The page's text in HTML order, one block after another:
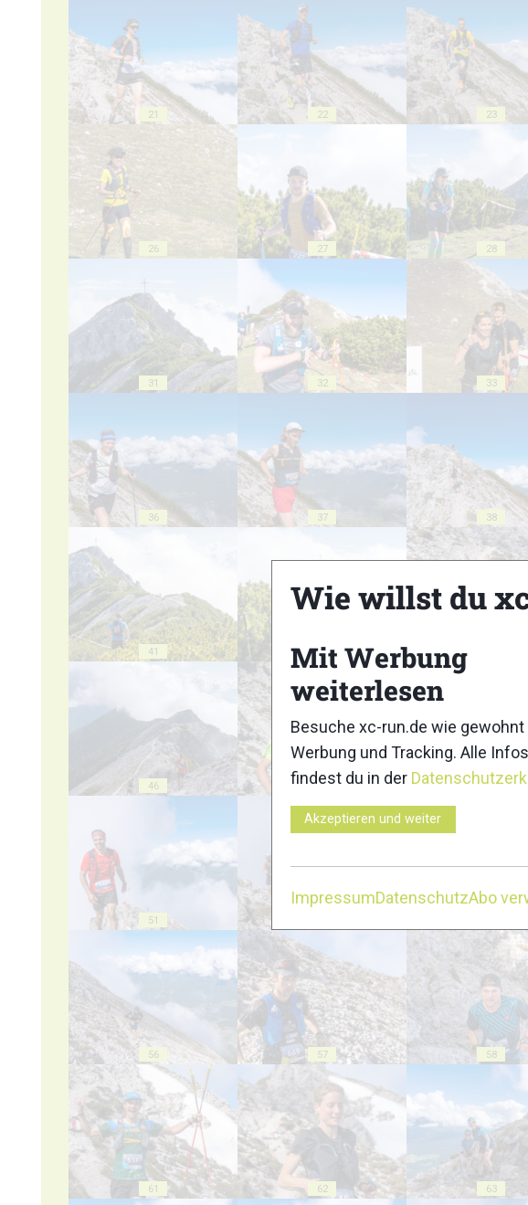
21 22 23
26 27 28
31 32 33
36 37 38
41 42
46 47 48
51
56 57 58
61 62 63
Wie willst du
Mit Werbung
weiterlesen
Besuche xc-run.de wie
Werbung und Tracking. Alle
findest du in der
Akzeptieren und weiter
ImpressumDatenschutzAbo